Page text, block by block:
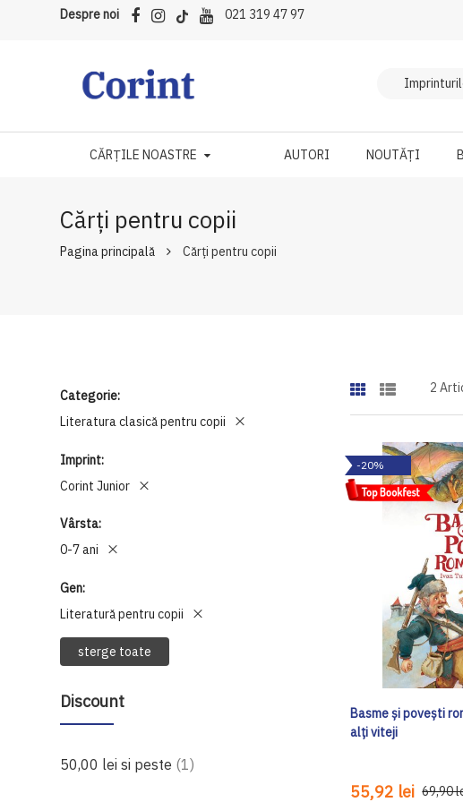
Despre noi 021 319 47 97
CĂRȚILE NOASTRE AUTORI NOUTĂȚI
Cărți pentru copii
Pagina principală Cărți pentru copii
Categorie
Literatura clasică pentru copii
Imprint
Corint Junior
Vârsta
0-7 ani
Gen
Literatură pentru copii
sterge toate
Discount
50,00 lei si peste 1produs
2
-20%
Basme și povești
alți viteji
55,92 lei 69,90